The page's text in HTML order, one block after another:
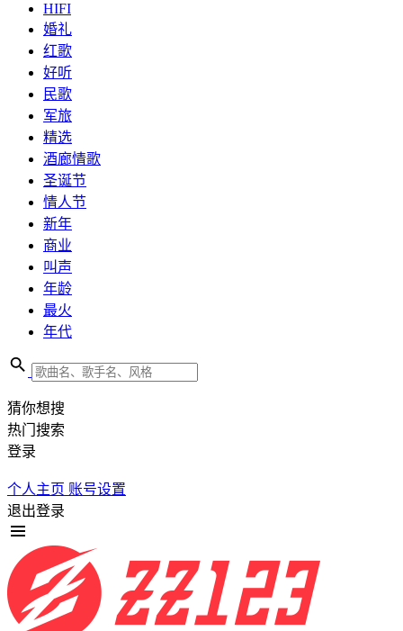
HIFI
婚礼
红歌
好听
民歌
军旅
精选
酒廊情歌
圣诞节
情人节
新年
商业
叫声
年龄
最火
年代
猜你想搜
热门搜索
登录
个人主页 账号设置
退出登录